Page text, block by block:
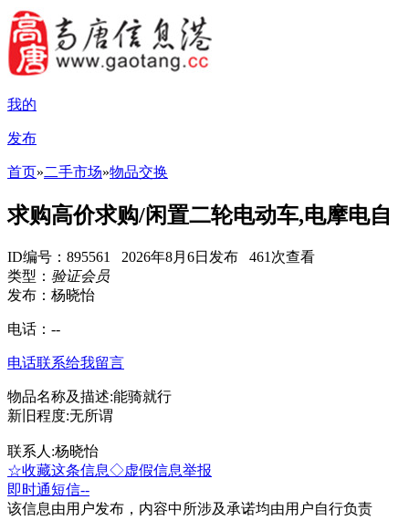
我的
发布
首页»二手市场»物品交换
求购高价求购/闲置二轮电动车,电摩电自
ID编号：895561 2026年8月6日发布 461次查看
类型： 验证会员
发布：杨晓怡
电话： --
电话联系给我留言
物品名称及描述:能骑就行
新旧程度:无所谓
联系人:杨晓怡
☆收藏这条信息◇虚假信息举报
即时通短信--
该信息由用户发布，内容中所涉及承诺均由用户自行负责